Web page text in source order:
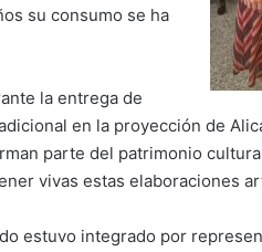
su consumo se ha
la entrega de
en la proyección de
parte del patrimonio
vivas estas elaboraciones
estuvo integrado por